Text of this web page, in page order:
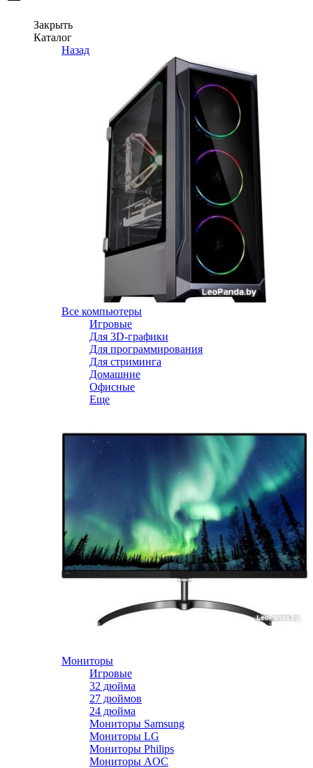
Закрыть
Каталог
Назад
Все компьютеры
Игровые
Для 3D-графики
Для программирования
Для стриминга
Домашние
Офисные
Еще
Мониторы
Игровые
32 дюйма
27 дюймов
24 дюйма
Мониторы Samsung
Мониторы LG
Мониторы Philips
Мониторы AOC